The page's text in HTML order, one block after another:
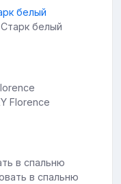
белый
Florence
в спальню